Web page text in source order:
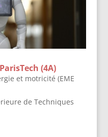
(4A)
et motricité (EME
de Techniques